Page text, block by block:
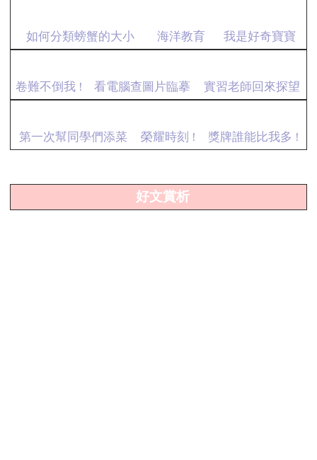
如何分類螃蟹的大小 海洋教育 我是好奇寶寶
卷難不倒我 ! 看電腦查圖片臨摹 實習老師回來探望
第一次幫同學們添菜 榮耀時刻 ! 獎牌誰能比我多 !
好文賞析